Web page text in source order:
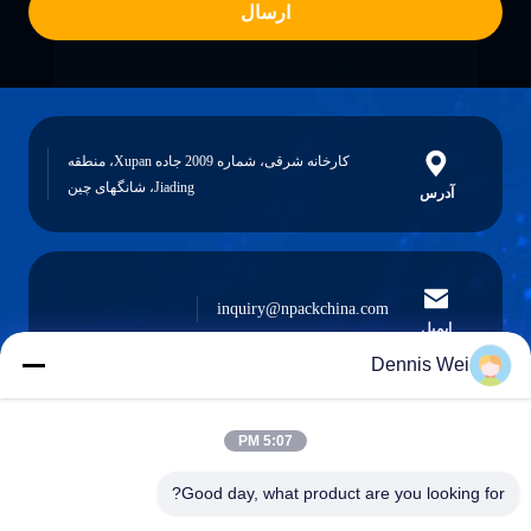
ارسال
آدرس
کارخانه شرقی، شماره 2009 جاده Xupan، منطقه
Jiading، شانگهای چین
ایمیل
inquiry@npackchina.com
0086-21-66035560
Dennis Wei
5:07 PM
Good day, what product are you looking for?